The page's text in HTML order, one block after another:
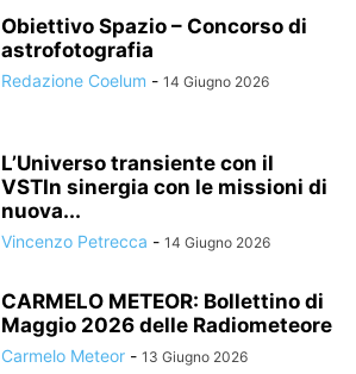
Obiettivo Spazio – Concorso di
astrofotografia
Redazione Coelum - 14 Giugno 2026
L’Universo transiente con il
VSTIn sinergia con le missioni di
nuova...
Vincenzo Petrecca - 14 Giugno 2026
CARMELO METEOR: Bollettino di
Maggio 2026 delle Radiometeore
Carmelo Meteor - 13 Giugno 2026